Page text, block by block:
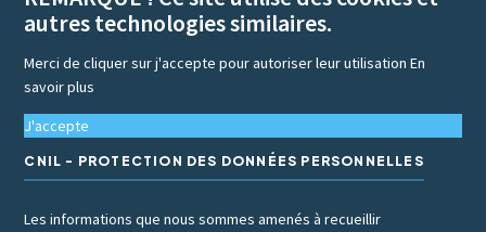
autres technologies similaires.
Merci de cliquer sur j'accepte pour autoriser leur utilisationEn
savoir plus
J'accepte
CNIL - PROTECTION DES DONNÉES PERSONNELLES
Les informations que nous sommes amenés à recueillir